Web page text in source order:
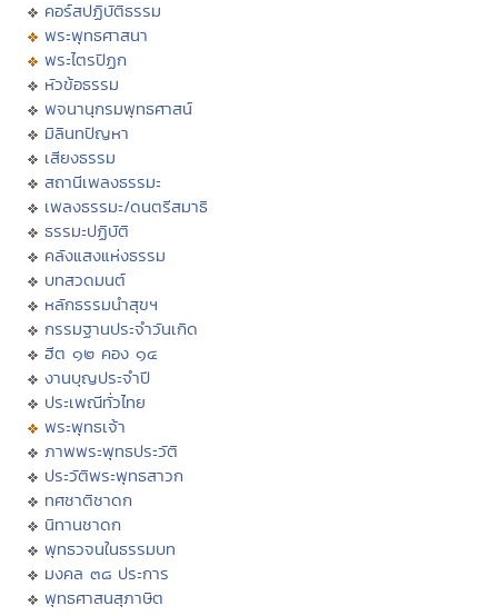
คอร์สปฏิบัติธรรม
พระพุทธศาสนา
พระไตรปิฏก
หัวข้อธรรม
พจนานุกรมพุทธศาสน์
มิลินทปัญหา
เสียงธรรม
สถานีเพลงธรรมะ
เพลงธรรมะ/ดนตรีสมาธิ
ธรรมะปฏิบัติ
คลังแสงแห่งธรรม
บทสวดมนต์
หลักธรรมนำสุขฯ
กรรมฐานประจำวันเกิด
ฮีต ๑๒ คอง ๑๔
งานบุญประจำปี
ประเพณีทั่วไทย
พระพุทธเจ้า
ภาพพระพุทธประวัติ
ประวัติพระพุทธสาวก
ทศชาติชาดก
นิทานชาดก
พุทธวจนในธรรมบท
มงคล ๓๘ ประการ
พุทธศาสนสุภาษิต